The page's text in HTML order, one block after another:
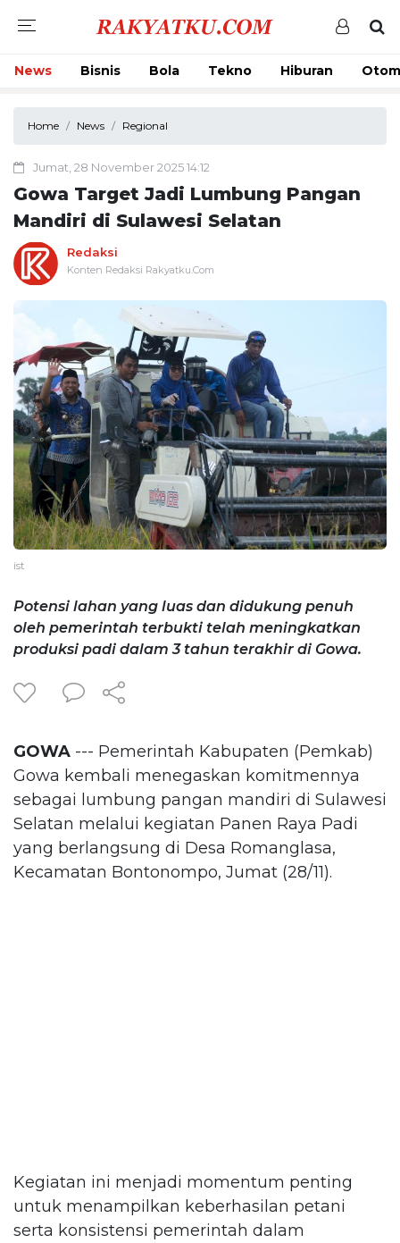
News Bisnis Bola Tekno Hiburan
Home News Regional
Jumat, 28 November 2025 14:12
Gowa Target Jadi Lumbung Pangan
Mandiri di Sulawesi Selatan
Redaksi
Konten Redaksi Rakyatku.Com
ist
Potensi lahan yang luas dan didukung penuh
oleh pemerintah terbukti telah meningkatkan
produksi padi dalam 3 tahun terakhir di Gowa.
GOWA --- Pemerintah Kabupaten (Pemkab)
Gowa kembali menegaskan komitmennya
sebagai lumbung pangan mandiri di Sulawesi
Selatan melalui kegiatan Panen Raya Padi
yang berlangsung di Desa Romanglasa,
Kecamatan Bontonompo, Jumat (28/11).
Kegiatan ini menjadi momentum penting
untuk menampilkan keberhasilan petani
serta konsistensi pemerintah dalam